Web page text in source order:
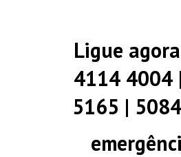
Ligue
4114 4004
5165 |